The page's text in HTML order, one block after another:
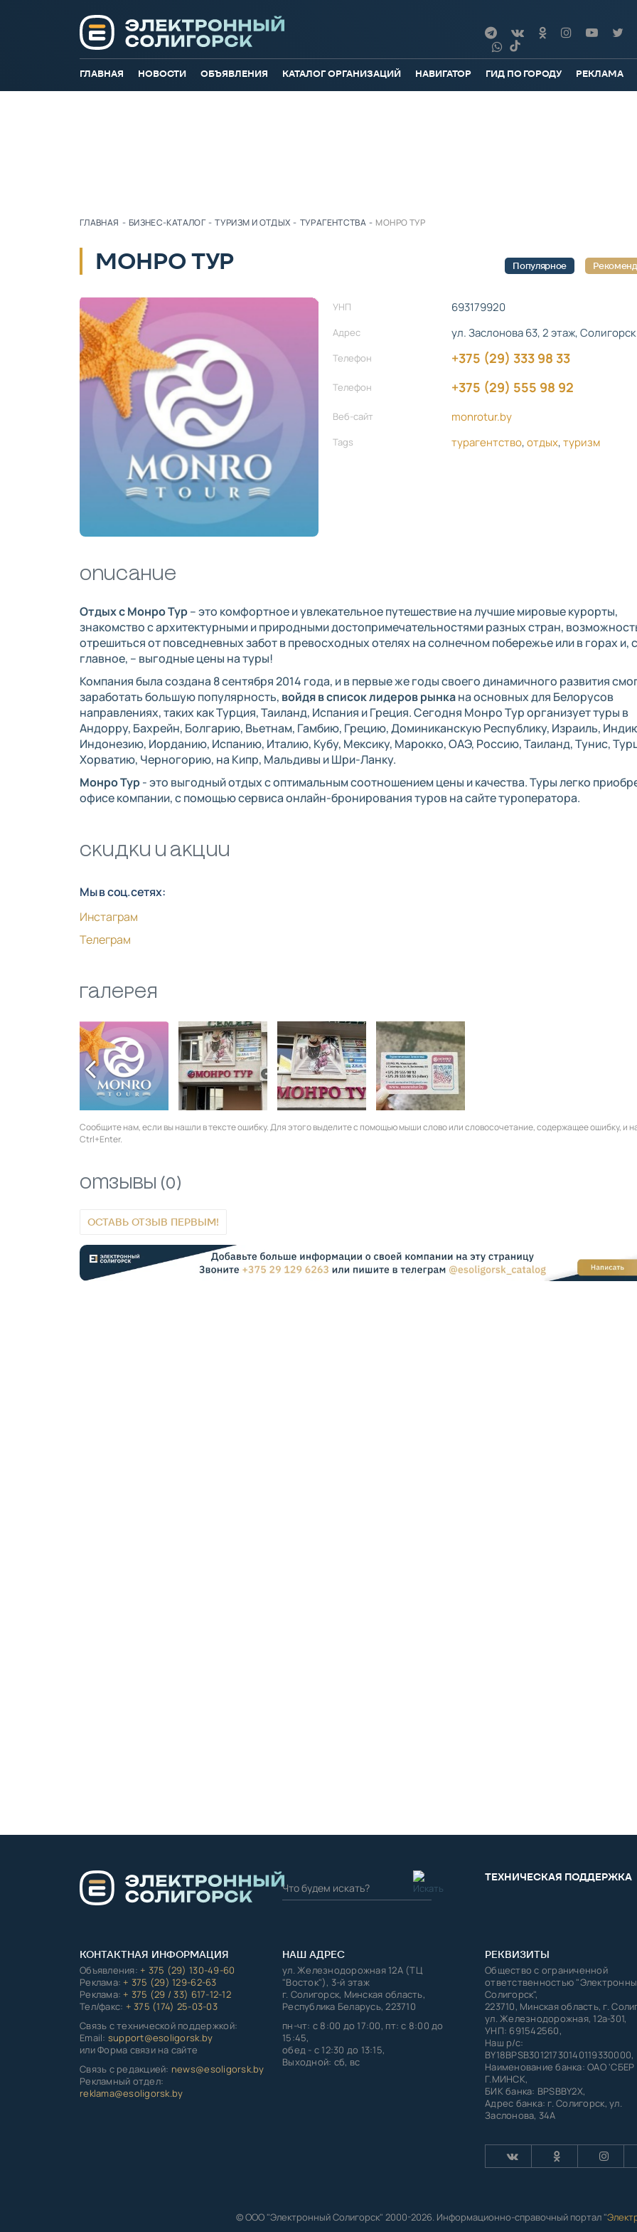
ГЛАВНАЯ НОВОСТИ ОБЪЯВЛЕНИЯ КАТАЛОГ ОРГАНИЗАЦИЙ НАВИГАТОР ГИД ПО ГОРОДУ РЕКЛАМА
ГЛАВНАЯ - БИЗНЕС-КАТАЛОГ - ТУРИЗМ И ОТДЫХ - ТУРАГЕНТСТВА - МОНРО ТУР
МОНРО ТУР Популярное
УНП 693179920
Адрес ул. Заслонова 63, 2 этаж, Солигорск
Телефон +375 (29) 333 98 33
Телефон +375 (29) 555 98 92
Веб-сайт monrotur.by
Tags турагентство,отдых,туризм
Описание
Отдых с Монро Тур– это комфортное и увлекательное путешествие на лучшие мировые курорты,
знакомство с архитектурными и природными достопримечательностями разных стран,
отрешиться от повседневных забот в превосходных отелях на солнечном побережье или в горах и,
главное, – выгодные цены на туры!
Компания была создана 8 сентября 2014 года, и в первые же годы своего динамичного развития
заработать большую популярность, войдя в список лидеров рынкана основных для Белорусов
направлениях, таких как Турция, Таиланд, Испания и Греция. Сегодня Монро Тур организует туры в
Андорру, Бахрейн, Болгарию, Вьетнам, Гамбию, Грецию, Доминиканскую Республику, Израиль,
Индонезию, Иорданию, Испанию, Италию, Кубу, Мексику, Марокко, ОАЭ, Россию, Таиланд, Тунис,
Хорватию, Черногорию, на Кипр, Мальдивы и Шри-Ланку.
Монро Тур- это выгодный отдых с оптимальным соотношением цены и качества. Туры легко
офисе компании, с помощью сервиса онлайн-бронирования туров на сайте туроператора.
Скидки и акции
Мы в соц.сетях:
Инстаграм
Телеграм
Галерея
Сообщите нам, если вы нашли в тексте ошибку. Для этого выделите с помощью мыши слово или словосочетание, содержащее ошибку, и
Ctrl+Enter.
Отзывы (0)
ОСТАВЬ ОТЗЫВ ПЕРВЫМ!
ТЕХНИЧЕСКАЯ ПОДДЕРЖКА
КОНТАКТНАЯ ИНФОРМАЦИЯ
Объявления:+ 375 (29) 130-49-60
Реклама:+ 375 (29) 129-62-63
Реклама:+ 375 (29 / 33) 617-12-12
Тел/факс: + 375 (174) 25-03-03
Связь с технической поддержкой:
Email: support@esoligorsk.by
или Форма связи на сайте
Связь с редакцией: news@esoligorsk.by
Рекламный отдел:
reklama@esoligorsk.by
НАШ АДРЕС
ул. Железнодорожная 12А (ТЦ
"Восток"), 3-й этаж
г. Солигорск, Минская область,
Республика Беларусь, 223710
пн-чт: с 8:00 до 17:00, пт: с 8:00 до
15:45,
обед - с 12:30 до 13:15,
Выходной: сб, вс
РЕКВИЗИТЫ
Общество с ограниченной
ответственностью
Солигорск",
223710, Минская область, г.
ул. Железнодорожная, 12а-301,
УНП: 691542560,
Наш р/с:
BY18BPSB30121730140119330000,
Наименование банка: ОАО
Г.МИНСК,
БИК банка: BPSBBY2X,
Адрес банка: г. Солигорск, ул.
Заслонова, 34А
© ООО "Электронный Солигорск" 2000-2026. Информационно-справочный портал "